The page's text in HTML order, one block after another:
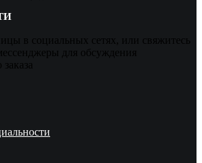
в социальных сетях, или свяжитесь
для обсуждения